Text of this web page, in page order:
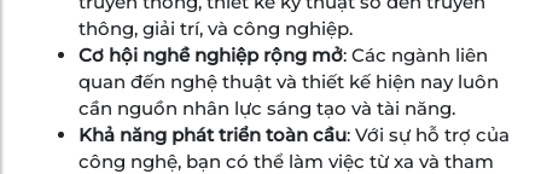
thông, giải trí, và công nghiệp.
Cơ hội nghề nghiệp rộng mở: Các ngành liên
quan đến nghệ thuật và thiết kế hiện nay luôn
cần nguồn nhân lực sáng tạo và tài năng.
Khả năng phát triển toàn cầu: Với sự hỗ trợ của
công nghệ, bạn có thể làm việc từ xa và tham